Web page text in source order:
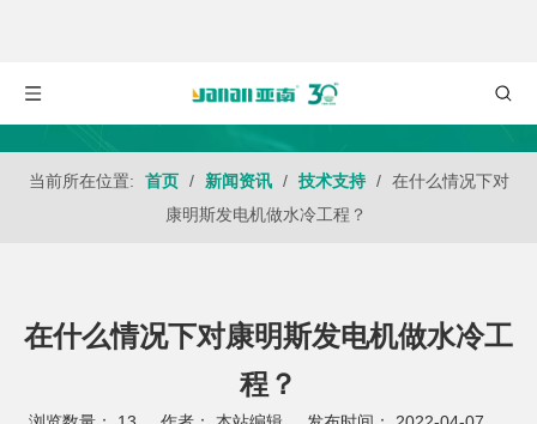
当前所在位置: 首页 / 新闻资讯 / 技术支持 / 在什么情况下对
康明斯发电机做水冷工程？
在什么情况下对康明斯发电机做水冷工
程？